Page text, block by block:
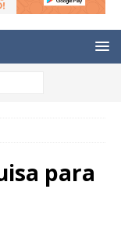
para